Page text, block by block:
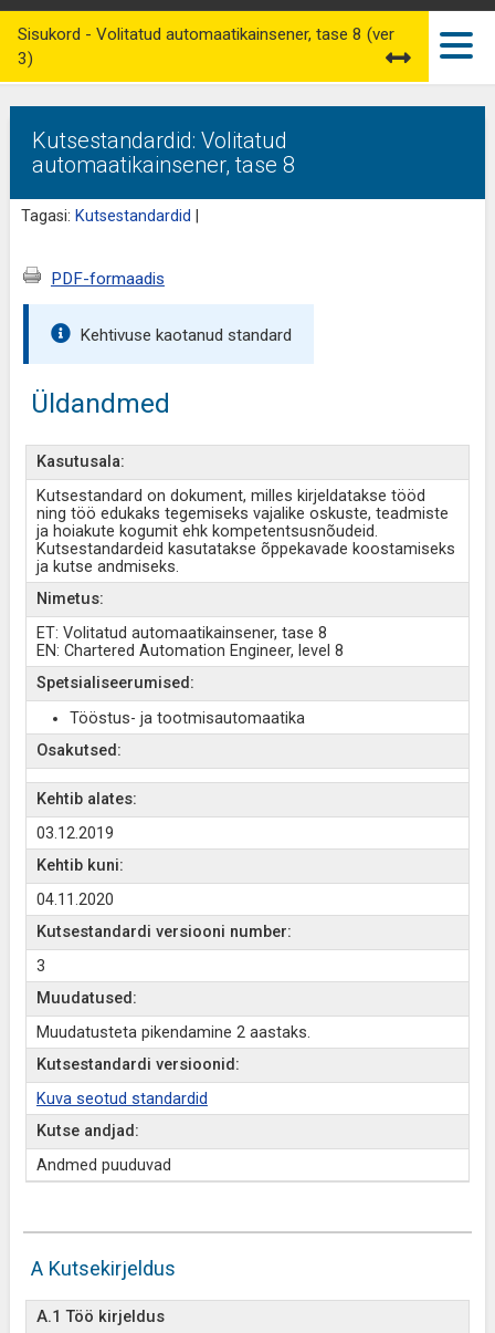
Kutsestandardid: Volitatud
automaatikainsener, tase 8
Tagasi: Kutsestandardid
Sisukord - Volitatud automaatikainsener, tase 8 (ver
3)
PDF-formaadis
Kehtivuse kaotanud standard
Üldandmed
Kasutusala:
Kutsestandard on dokument, milles kirjeldatakse tööd
ning töö edukaks tegemiseks vajalike oskuste, teadmiste
ja hoiakute kogumit ehk kompetentsusnõudeid.
Kutsestandardeid kasutatakse õppekavade koostamiseks
ja kutse andmiseks.
Nimetus:
ET: Volitatud automaatikainsener, tase 8
EN: Chartered Automation Engineer, level 8
Spetsialiseerumised:
Tööstus- ja tootmisautomaatika
Osakutsed:
Kehtib alates:
03.12.2019
Kehtib kuni:
04.11.2020
Kutsestandardi versiooni number:
3
Muudatused:
Muudatusteta pikendamine 2 aastaks.
Kutsestandardi versioonid:
Kuva seotud standardid
Kutse andjad:
Andmed puuduvad
A Kutsekirjeldus
A.1 Töö kirjeldus